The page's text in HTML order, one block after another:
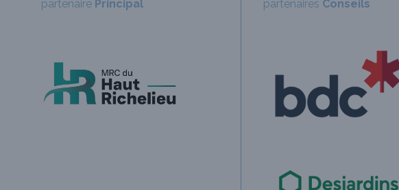
partenaire Principal
partenaires Conseils